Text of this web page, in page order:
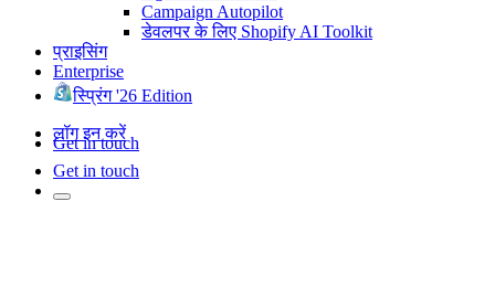
Campaign Autopilot
डेवलपर के लिए Shopify AI Toolkit
प्राइसिंग
Enterprise
स्प्रिंग '26 Edition
लॉग इन करें
Get in touch
Get in touch